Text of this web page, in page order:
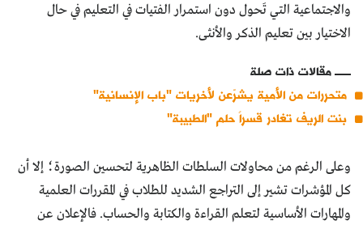
والاجتماعية التي تَحول دون استمرار الفتيات في التعليم في حال
الاختيار بين تعليم الذكر والأنثى.
مقالات ذات صلة
متحررات من الأمية يشرّعن لأخريات "باب الإنسانية"
بنت الريف تغادر قسراً حلم "الطبيبة"
وعلى الرغم من محاولات السلطات الظاهرية لتحسين الصورة؛ إلا أن
كل المؤشرات تشير إلى التراجع الشديد للطلاب في المقررات العلمية
والمهارات الأساسية لتعلم القراءة والكتابة والحساب. فالإعلان عن